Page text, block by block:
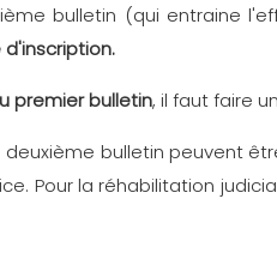
bulletin (qui entraine
premier bulletin, il faut faire
bulletin peuvent
Pour la réhabilitation